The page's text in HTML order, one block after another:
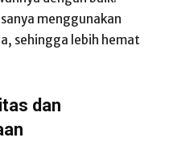
menggunakan
sehingga lebih hemat
dan